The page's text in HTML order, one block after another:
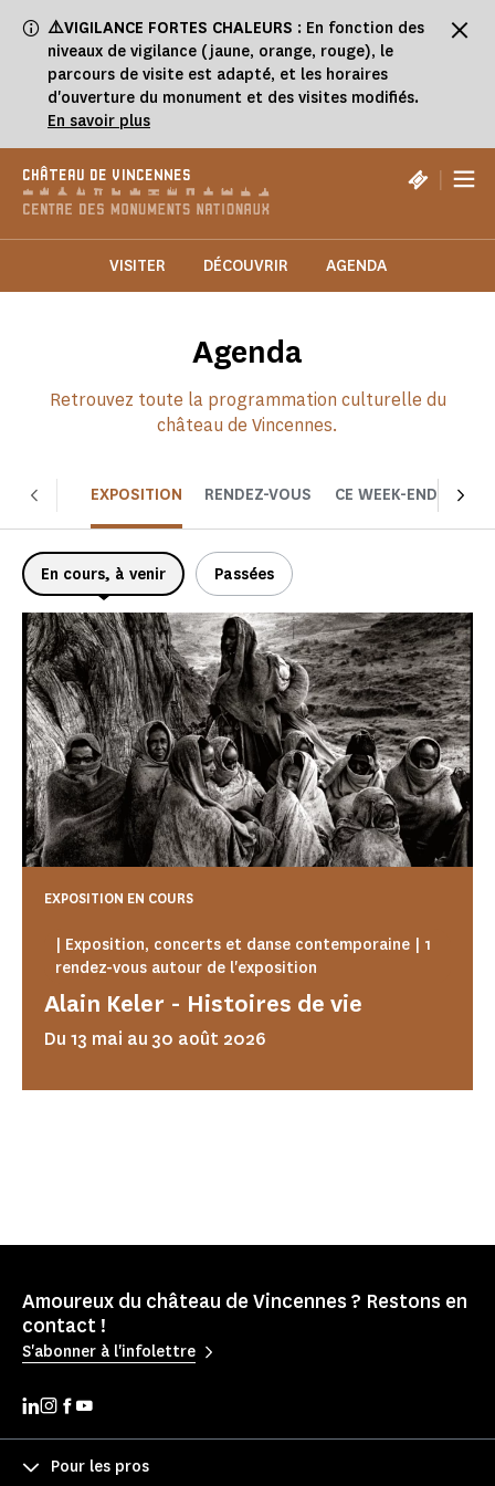
⚠️VIGILANCE FORTES CHALEURS : En fonction des
niveaux de vigilance (jaune, orange, rouge), le
parcours de visite est adapté, et les horaires
d'ouverture du monument et des visites modifiés.
En savoir plus
CHÂTEAU DE VINCENNES |
VISITER DÉCOUVRIR AGENDA
Agenda
Retrouvez toute la programmation culturelle du
château de Vincennes.
EXPOSITION RENDEZ-VOUS CE WEEK-END
En cours, à venir Passées
Alain Keler - Histoires de vie
| Exposition, concerts et danse contemporaine | 1
rendez-vous autour de l'exposition
Du 13 mai au 30 août 2026
EXPOSITION EN COURS
Amoureux du château de Vincennes ? Restons en
contact !
S'abonner à l'infolettre
Pour les pros